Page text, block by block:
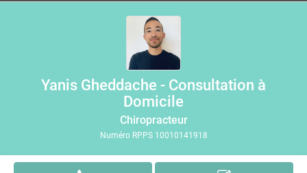
Yanis Gheddache - Consultation à
Domicile
Chiropracteur
Numéro RPPS 10010141918